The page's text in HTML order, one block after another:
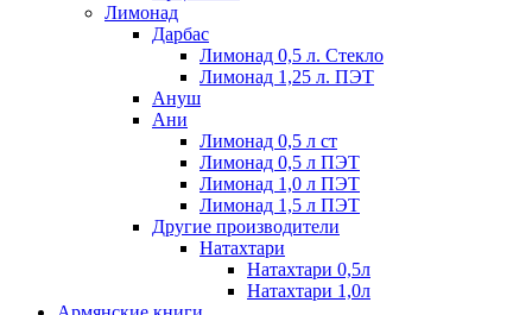
Лимонад
Дарбас
Лимонад 0,5 л. Стекло
Лимонад 1,25 л. ПЭТ
Ануш
Ани
Лимонад 0,5 л ст
Лимонад 0,5 л ПЭТ
Лимонад 1,0 л ПЭТ
Лимонад 1,5 л ПЭТ
Другие производители
Натахтари
Натахтари 0,5л
Натахтари 1,0л